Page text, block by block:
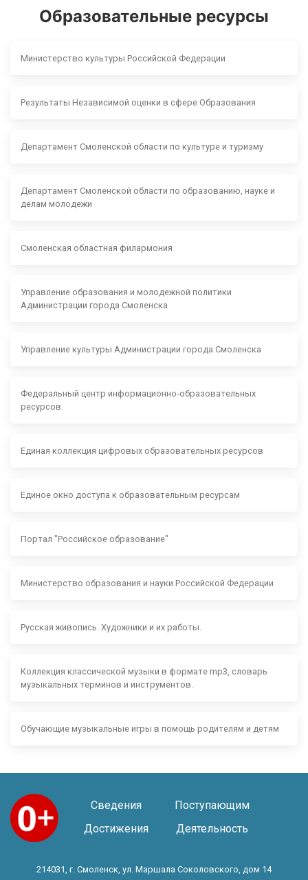
Образовательные ресурсы
Министерство культуры Российской Федерации
Результаты Независимой оценки в сфере Образования
Департамент Смоленской области по культуре и туризму
Департамент Смоленской области по образованию, науке и
делам молодежи
Смоленская областная филармония
Управление образования и молодежной политики
Администрации города Смоленска
Управление культуры Администрации города Смоленска
Федеральный центр информационно-образовательных
ресурсов.
Единая коллекция цифровых образовательных ресурсов
Единое окно доступа к образовательным ресурсам
Портал "Российское образование"
Министерство образования и науки Российской Федерации
Русская живопись. Художники и их работы.
Коллекция классической музыки в формате mp3, словарь
музыкальных терминов и инструментов.
Обучающие музыкальные игры в помощь родителям и детям
Сведения
Поступающим
Достижения
Деятельность
214031, г. Смоленск, ул. Маршала Соколовского, дом 14